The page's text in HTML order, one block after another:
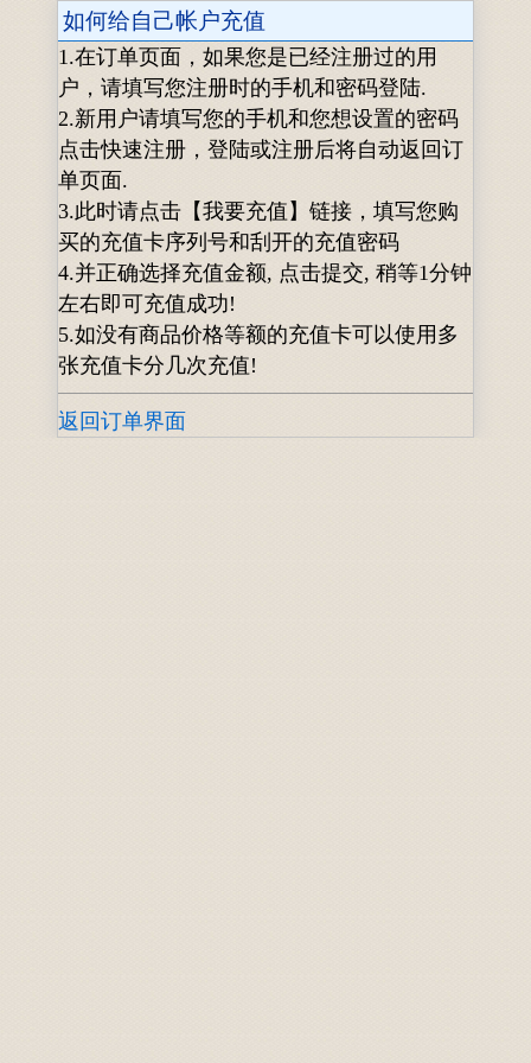
如何给自己帐户充值
1.在订单页面，如果您是已经注册过的用
户，请填写您注册时的手机和密码登陆.
2.新用户请填写您的手机和您想设置的密码
点击快速注册，登陆或注册后将自动返回订
单页面.
3.此时请点击【我要充值】链接，填写您购
买的充值卡序列号和刮开的充值密码
4.并正确选择充值金额, 点击提交, 稍等1分钟
左右即可充值成功!
5.如没有商品价格等额的充值卡可以使用多
张充值卡分几次充值!
返回订单界面